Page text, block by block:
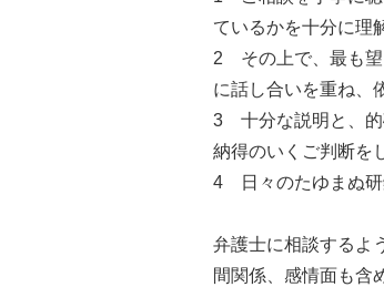
ているかを十分に理
2 その上で、最も望
に話し合いを重ね、
3 十分な説明と、的
納得のいくご判断を
4 日々のたゆまぬ研
弁護士に相談するよ
間関係、感情面も含